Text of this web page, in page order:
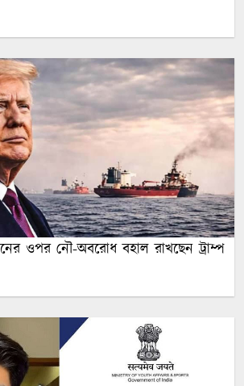
ওপর নৌ-অবরোধ বহাল রাখছেন ট্রাম্প